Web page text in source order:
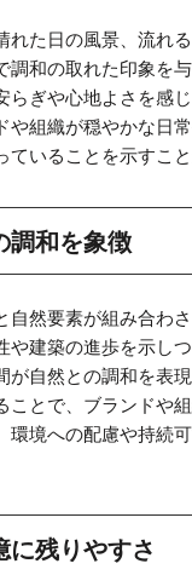
れた日の風景、流れ
調和の取れた印象を
らぎや心地よさを感
や組織が穏やかな日
ていることを示すこと
調和を象徴
自然要素が組み合わ
や建築の進歩を示し
が自然との調和を表
ことで、ブランドや
環境への配慮や持続
に残りやすさ